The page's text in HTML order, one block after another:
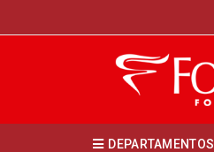
DEPARTAMENTOS